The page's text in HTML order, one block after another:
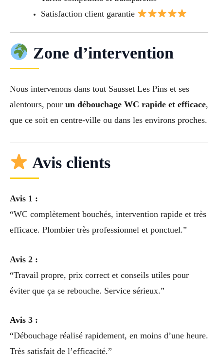
Satisfaction client garantie
Zone d’intervention
Nous intervenons dans tout Sausset Les Pins et ses
alentours, pour un débouchage WC rapide et efficace,
que ce soit en centre-ville ou dans les environs proches.
Avis clients
Avis 1 :
“WC complètement bouchés, intervention rapide et très
efficace. Plombier très professionnel et ponctuel.”
Avis 2 :
“Travail propre, prix correct et conseils utiles pour
éviter que ça se rebouche. Service sérieux.”
Avis 3 :
“Débouchage réalisé rapidement, en moins d’une heure.
Très satisfait de l’efficacité.”